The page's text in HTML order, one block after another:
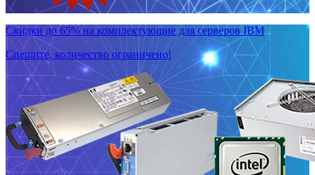
Скидки до 65% на комплектующие для серверов IBM
Спешите, количество ограничено!